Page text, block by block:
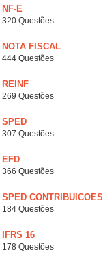
NF-E
320 Questões
NOTA FISCAL
444 Questões
REINF
269 Questões
SPED
307 Questões
EFD
366 Questões
SPED CONTRIBUICOES
184 Questões
IFRS 16
178 Questões